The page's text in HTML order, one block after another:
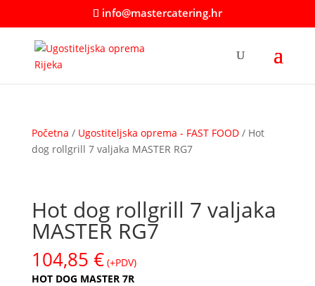
info@mastercatering.hr
Početna / Ugostiteljska oprema - FAST FOOD/ Hot
dog rollgrill 7 valjaka MASTER RG7
Hot dog rollgrill 7 valjaka
MASTER RG7
104,85 € (+PDV)
HOT DOG MASTER 7R